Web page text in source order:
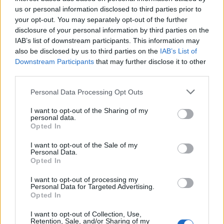
us or personal information disclosed to third parties prior to
your opt-out. You may separately opt-out of the further
disclosure of your personal information by third parties on the
IAB’s list of downstream participants. This information may
also be disclosed by us to third parties on the IAB’s List of
Downstream Participants that may further disclose it to other
Personal Data Processing Opt Outs
I want to opt-out of the Sharing of my
personal data.
Opted In
I want to opt-out of the Sale of my
Personal Data.
Opted In
I want to opt-out of processing my
Personal Data for Targeted Advertising.
Opted In
I want to opt-out of Collection, Use,
Retention, Sale, and/or Sharing of my
PIÙ LETTI OGGI
Alghero dirige la finale Iglesias-Tempio
22 Gen 2026
Thiesi nel segno di Contini e Budroni;